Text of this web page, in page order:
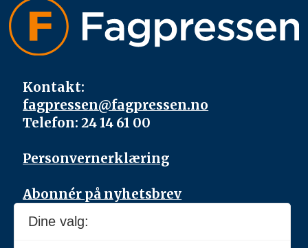
Kontakt:
fagpressen@fagpressen.no
Telefon: 24 14 61 00
Personvernerklæring
Abonnér på nyhetsbrev
Dine valg: